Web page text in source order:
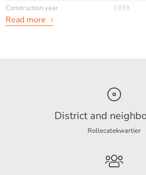
Construction year
1939
A+++
Read more
District and
Rollecatekwartier